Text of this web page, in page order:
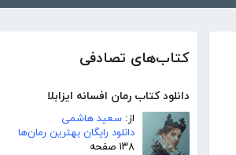
کتاب‌های تصادفی
دانلود کتاب رمان افسانه ایزابلا
از: سعید هاشمی
دانلود رایگان بهترین رمان‌ها
۱۳۸ صفحه